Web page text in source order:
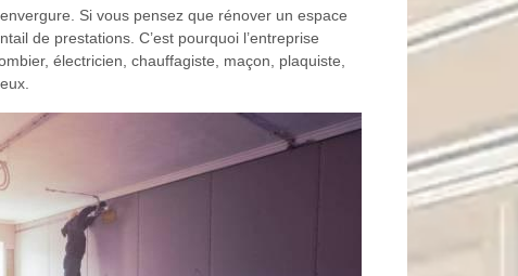
Si vous pensez que rénover un espace
de prestations. C’est pourquoi l’entreprise
électricien, chauffagiste, maçon, plaquiste,